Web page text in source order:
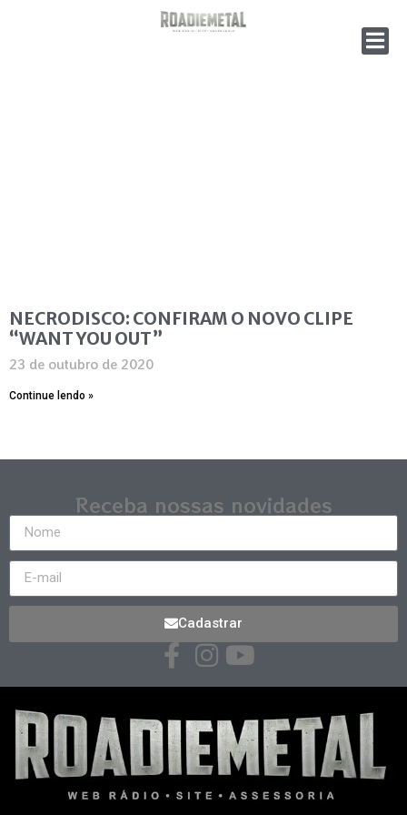
NECRODISCO: CONFIRAM O NOVO CLIPE
“WANT YOU OUT”
23 de outubro de 2020
Continue lendo »
Receba nossas novidades
Cadastrar